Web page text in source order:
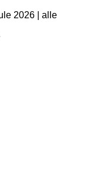
2026 | alle